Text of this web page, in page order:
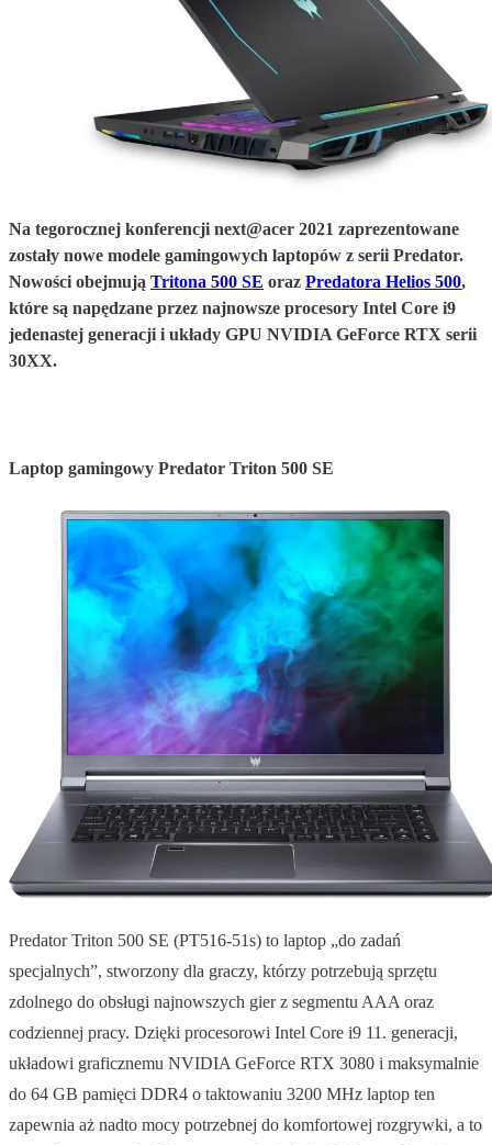
Na tegorocznej konferencji next@acer 2021 zaprezentowane
zostały nowe modele gamingowych laptopów z serii Predator.
Nowości obejmują Tritona 500 SE oraz Predatora Helios 500,
które są napędzane przez najnowsze procesory Intel Core i9
jedenastej generacji i układy GPU NVIDIA GeForce RTX serii
30XX.
Laptop gamingowy Predator Triton 500 SE
Predator Triton 500 SE (PT516-51s) to laptop „do zadań
specjalnych”, stworzony dla graczy, którzy potrzebują sprzętu
zdolnego do obsługi najnowszych gier z segmentu AAA oraz
codziennej pracy. Dzięki procesorowi Intel Core i9 11. generacji,
układowi graficznemu NVIDIA GeForce RTX 3080 i maksymalnie
do 64 GB pamięci DDR4 o taktowaniu 3200 MHz laptop ten
zapewnia aż nadto mocy potrzebnej do komfortowej rozgrywki, a to